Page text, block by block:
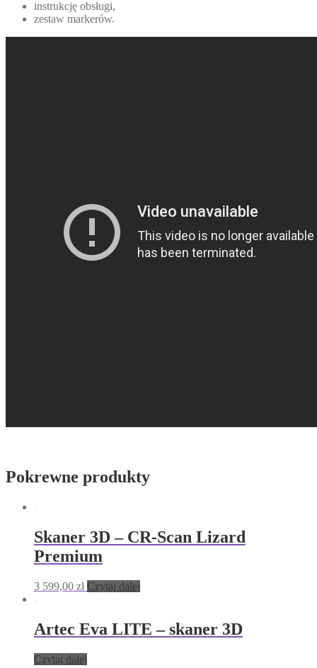
instrukcję obsługi,
zestaw markerów.
Pokrewne produkty
Skaner 3D – CR-Scan Lizard
Premium
3 599,00 zł Czytaj dalej
Artec Eva LITE – skaner 3D
Czytaj dalej